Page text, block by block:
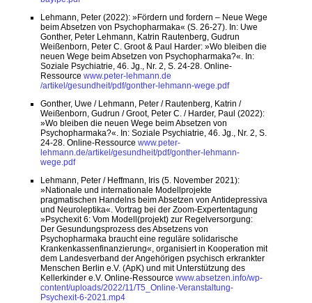
Lehmann, Peter (2022): »Fördern und fordern – Neue Wege
beim Absetzen von Psychopharmaka« (S. 26-27). In: Uwe
Gonther, Peter Lehmann, Katrin Rautenberg, Gudrun
Weißenborn, Peter C. Groot & Paul Harder: »Wo bleiben die
neuen Wege beim Absetzen von Psychopharmaka?«. In:
Soziale Psychiatrie, 46. Jg., Nr. 2, S. 24-28. Online-
Ressource www.peter-lehmann.de
/artikel/gesundheit/pdf/gonther-lehmann-wege.pdf
Gonther, Uwe / Lehmann, Peter / Rautenberg, Katrin /
Weißenborn, Gudrun / Groot, Peter C. / Harder, Paul (2022):
»Wo bleiben die neuen Wege beim Absetzen von
Psychopharmaka?«. In: Soziale Psychiatrie, 46. Jg., Nr. 2, S.
24-28. Online-Ressource www.peter-
lehmann.de/artikel/gesundheit/pdf/gonther-lehmann-
wege.pdf
Lehmann, Peter / Heffmann, Iris (5. November 2021):
»Nationale und internationale Modellprojekte
pragmatischen Handelns beim Absetzen von Antidepressiva
und Neuroleptika«. Vortrag bei der Zoom-Expertentagung
»Psychexit 6: Vom Modell(projekt) zur Regelversorgung:
Der Gesundungsprozess des Absetzens von
Psychopharmaka braucht eine reguläre solidarische
Krankenkassenfinanzierung«, organisiert in Kooperation mit
dem Landesverband der Angehörigen psychisch erkrankter
Menschen Berlin e.V. (ApK) und mit Unterstützung des
Kellerkinder e.V. Online-Ressource www.absetzen.info/wp-
content/uploads/2022/11/T5_Online-Veranstaltung-
Psychexit-6-2021.mp4